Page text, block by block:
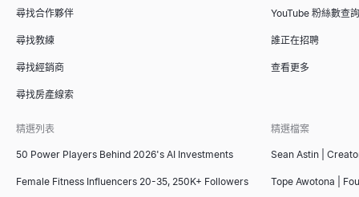
尋找合作夥伴
尋找教練
尋找經銷商
尋找房產線索
YouTube 粉絲數查詢
誰正在招聘
查看更多
精選列表
50 Power Players Behind 2026's AI Investments
Female Fitness Influencers 20-35, 250K+ Followers
精選檔案
Sean Astin |
Tope Awotona |